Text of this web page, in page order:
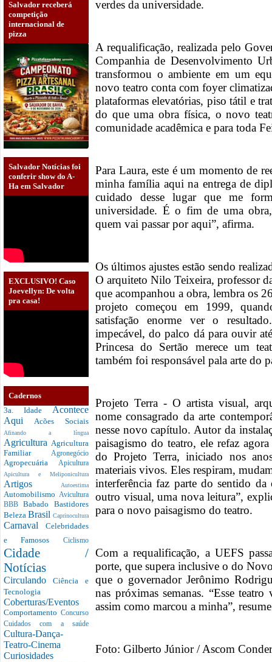
Salvador receberá
competição
internacional de
pizza
Salvador Notícias foi
conferir show do A-
Ha em Salvador
EXCLUSIVO! Caso
Joevellyn: De volta
pra casa!
Cadernos
3a. Idade Acontece
Aqui Acões Sociais
Afinando a língua
Agricultura Agricultura
Familiar Agronegócio
Agropecuária Apicultura
Apicultura e Meliponicultura
Artigos Autoestima
Automobilismo Avicultura
BBBBabado Bastidores
Beleza Brasil Caprinocultura
Carnaval Celebridades
e Famosos Ciclismo
Cidade /
Notícias
CirculandoCiência e
Tecnologia
Coberturas/Eventos
Comportamento Concurso
Cuidados com a saúde
Cultura-Dança-
Teatro-Cinema
Curiosidades
verdes da universidade.
A requalificação, realizada pelo
Companhia de Desenvolvimento
transformou o ambiente em um
novo teatro conta com foyer
plataformas elevatórias, piso tátil e
do que uma obra física, o novo
comunidade acadêmica e para toda
Para Laura, este é um momento de
minha família aqui na entrega de
cuidado desse lugar que me
universidade. É o fim de uma
quem vai passar por aqui”, afirma.
Os últimos ajustes estão sendo
O arquiteto Nilo Teixeira, professor
que acompanhou a obra, lembra os
projeto começou em 1999,
satisfação enorme ver o
impecável, do palco dá para ouvir
Princesa do Sertão merece um
também foi responsável pala arte do
Projeto Terra - O artista visual,
nome consagrado da arte
nesse novo capítulo. Autor da
paisagismo do teatro, ele refaz
do Projeto Terra, iniciado nos
materiais vivos. Eles respiram,
interferência faz parte do sentido
outro visual, uma nova leitura”,
para o novo paisagismo do teatro.
Com a requalificação, a UEFS
porte, que supera inclusive o do
que o governador Jerônimo
nas próximas semanas. “Esse
assim como marcou a minha”,
Foto: Gilberto Júnior / Ascom Conder